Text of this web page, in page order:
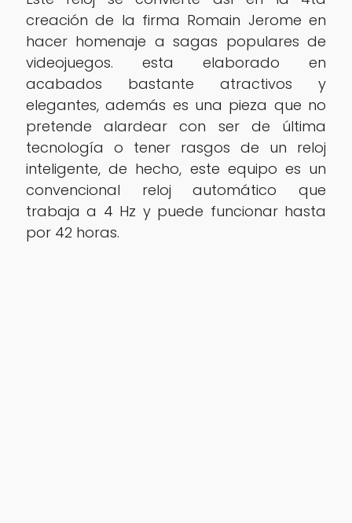
creación de la firma Romain Jerome en
hacer homenaje a sagas populares de
videojuegos. esta elaborado en
acabados bastante atractivos y
elegantes, además es una pieza que no
pretende alardear con ser de última
tecnología o tener rasgos de un reloj
inteligente, de hecho, este equipo es un
convencional reloj automático que
trabaja a 4 Hz y puede funcionar hasta
por 42 horas.